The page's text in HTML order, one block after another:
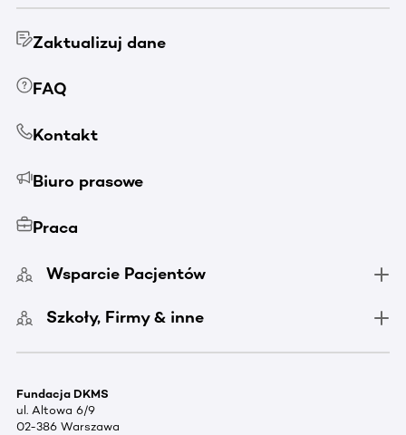
Zaktualizuj dane
FAQ
Kontakt
Biuro prasowe
Praca
Wsparcie Pacjentów
Szkoły, Firmy & inne
Fundacja DKMS
ul. Altowa 6/9
02-386 Warszawa